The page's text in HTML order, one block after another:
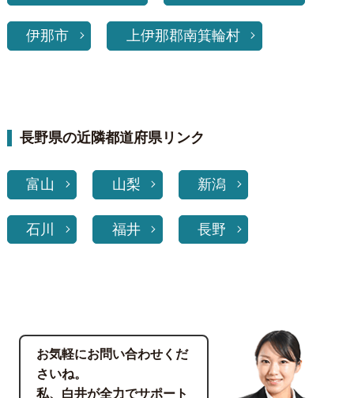
伊那市 上伊那郡南箕輪村
長野県の近隣都道府県リンク
富山 山梨 新潟
石川 福井 長野
お気軽にお問い合わせくだ
さいね。
私、白井が全力でサポート